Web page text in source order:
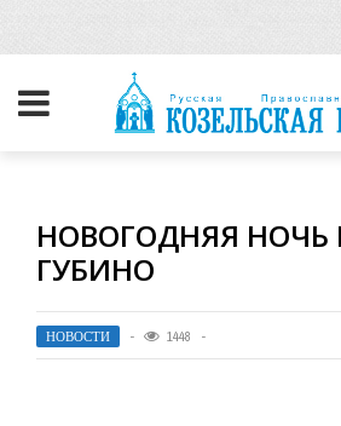
НОВОГОДНЯЯ НОЧЬ
ГУБИНО
НОВОСТИ 1448